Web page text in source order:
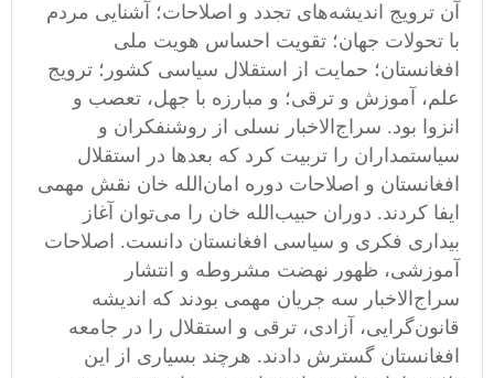
آن ترویج اندیشه‌های تجدد و اصلاحات؛ آشنایی مردم
با تحولات جهان؛ تقویت احساس هویت ملی
افغانستان؛ حمایت از استقلال سیاسی کشور؛ ترویج
علم، آموزش و ترقی؛ و مبارزه با جهل، تعصب و
انزوا بود. سراج‌الاخبار نسلی از روشنفکران و
سیاستمداران را تربیت کرد که بعدها در استقلال
افغانستان و اصلاحات دوره امان‌الله خان نقش مهمی
ایفا کردند. دوران حبیب‌الله خان را می‌توان آغاز
بیداری فکری و سیاسی افغانستان دانست. اصلاحات
آموزشی، ظهور نهضت مشروطه و انتشار
سراج‌الاخبار سه جریان مهمی بودند که اندیشه
قانون‌گرایی، آزادی، ترقی و استقلال را در جامعه
افغانستان گسترش دادند. هرچند بسیاری از این